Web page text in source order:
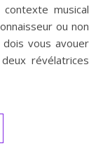
musical
ou non
dois vous avouer
révélatrices